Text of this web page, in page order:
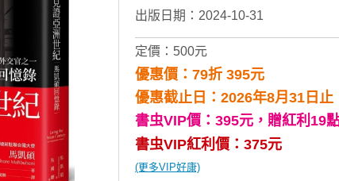
出版日期：2024-10-31
定價：500元
優惠價：79折 395元
優惠截止日：2026年8月31日止
書虫VIP價：395元， 贈紅利19
書虫VIP紅利價：375元
(更多VIP好康)